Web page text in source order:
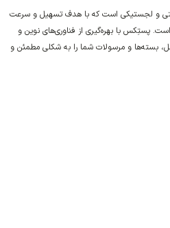
و لجستیکی است که با هدف تسهیل و سرعت
پستِکس با بهره‌گیری از فناوری‌های نوین و
بسته‌ها و مرسولات شما را به شکلی مطمئن و